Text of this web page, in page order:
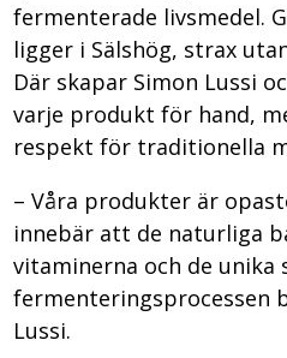
fermenterade livsmedel.
ligger i Sälshög, strax
Där skapar Simon Lussi
varje produkt för hand,
respekt för traditionella
– Våra produkter är
innebär att de naturliga
vitaminerna och de unika
fermenteringsprocessen
Lussi.